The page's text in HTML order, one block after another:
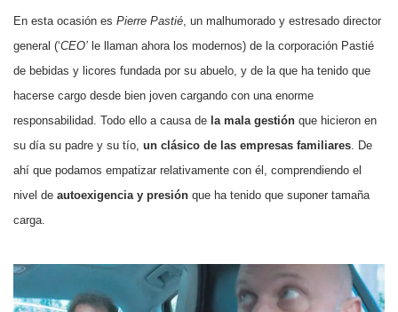
En esta ocasión es Pierre Pastié, un malhumorado y estresado director
general (‘CEO’ le llaman ahora los modernos) de la corporación Pastié
de bebidas y licores fundada por su abuelo, y de la que ha tenido que
hacerse cargo desde bien joven cargando con una enorme
responsabilidad. Todo ello a causa de la mala gestión que hicieron en
su día su padre y su tío, un clásico de las empresas familiares. De
ahí que podamos empatizar relativamente con él, comprendiendo el
nivel de autoexigencia y presión que ha tenido que suponer tamaña
carga.